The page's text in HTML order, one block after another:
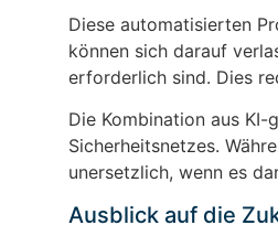
Diese automatisierten
können sich darauf
erforderlich sind. Dies
Die Kombination aus
Sicherheitsnetzes.
unersetzlich, wenn es
Ausblick auf die